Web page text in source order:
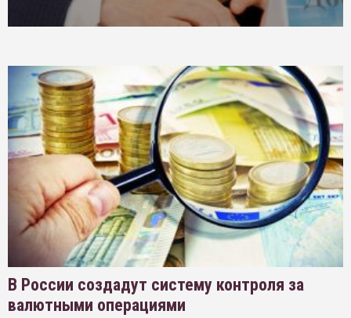
В России создадут систему контроля за
валютными операциями